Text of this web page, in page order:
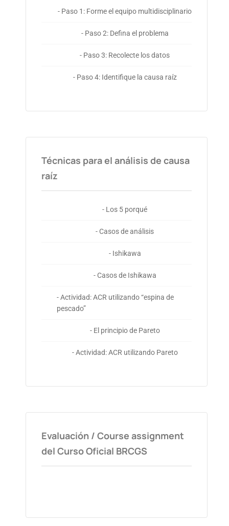
- Paso 1: Forme el equipo multidisciplinario
- Paso 2: Defina el problema
- Paso 3: Recolecte los datos
- Paso 4: Identifique la causa raíz
Técnicas para el análisis de causa
raíz
- Los 5 porqué
- Casos de análisis
- Ishikawa
- Casos de Ishikawa
- Actividad: ACR utilizando “espina de
pescado”
- El principio de Pareto
- Actividad: ACR utilizando Pareto
Evaluación / Course assignment
del Curso Oficial BRCGS